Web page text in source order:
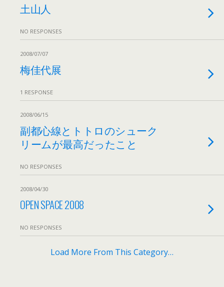
土山人
NO RESPONSES
2008/07/07
梅佳代展
1 RESPONSE
2008/06/15
副都心線とトトロのシューク
リームが最高だったこと
NO RESPONSES
2008/04/30
OPEN SPACE 2008
NO RESPONSES
Load More From This Category…